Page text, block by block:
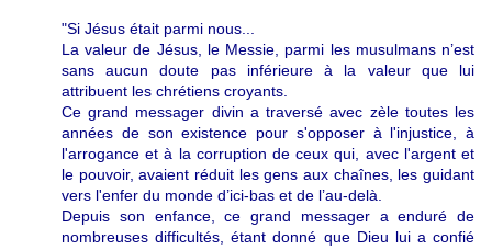
"Si Jésus était parmi nous...
La valeur de Jésus, le Messie, parmi les musulmans n’est
sans aucun doute pas inférieure à la valeur que lui
attribuent les chrétiens croyants.
Ce grand messager divin a traversé avec zèle toutes les
années de son existence pour s'opposer à l'injustice, à
l'arrogance et à la corruption de ceux qui, avec l'argent et
le pouvoir, avaient réduit les gens aux chaînes, les guidant
vers l'enfer du monde d’ici-bas et de l’au-delà.
Depuis son enfance, ce grand messager a enduré de
nombreuses difficultés, étant donné que Dieu lui a confié